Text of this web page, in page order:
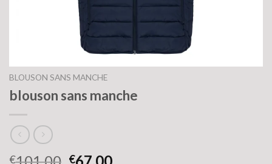
BLOUSON SANS MANCHE
blouson sans manche
€ €